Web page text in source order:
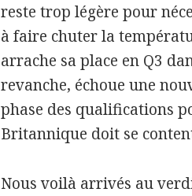
reste trop légère pour
à faire chuter la
arrache sa place en Q3
revanche, échoue une
phase des qualifications
Britannique doit se
Nous voilà arrivés au